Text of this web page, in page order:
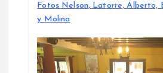
Fotos Nelson, Latorre, Alberto,
y Molina